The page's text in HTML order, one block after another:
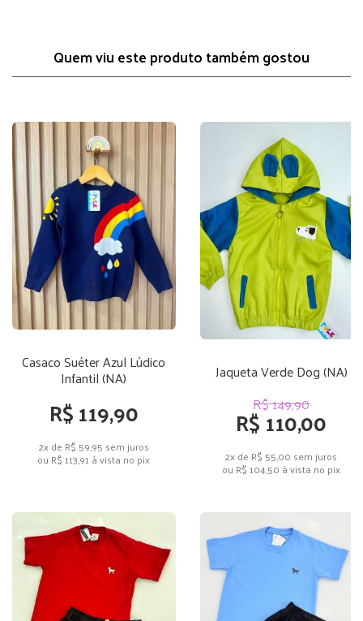
Quem viu este produto também gostou
Casaco Suéter Azul Lúdico
Infantil (NA)
R$ 119,90
2x de R$ 59,95 sem juros
ou R$ 113,91 à vista no pix
Jaqueta Verde Dog (NA)
R$ 149,90
R$ 110,00
2x de R$ 55,00 sem juros
ou R$ 104,50 à vista no pix